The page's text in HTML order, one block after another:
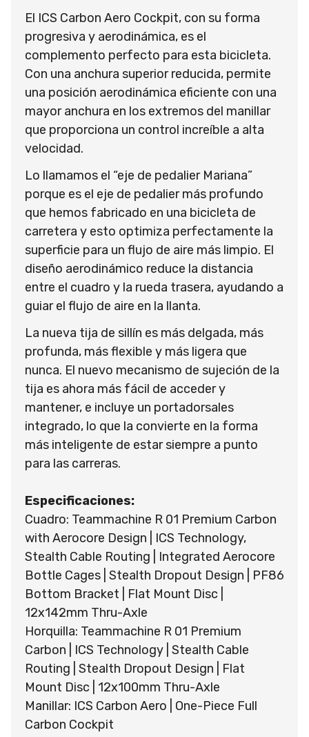
El ICS Carbon Aero Cockpit, con su forma
progresiva y aerodinámica, es el
complemento perfecto para esta bicicleta.
Con una anchura superior reducida, permite
una posición aerodinámica eficiente con una
mayor anchura en los extremos del manillar
que proporciona un control increíble a alta
velocidad.
Lo llamamos el “eje de pedalier Mariana”
porque es el eje de pedalier más profundo
que hemos fabricado en una bicicleta de
carretera y esto optimiza perfectamente la
superficie para un flujo de aire más limpio. El
diseño aerodinámico reduce la distancia
entre el cuadro y la rueda trasera, ayudando a
guiar el flujo de aire en la llanta.
La nueva tija de sillín es más delgada, más
profunda, más flexible y más ligera que
nunca. El nuevo mecanismo de sujeción de la
tija es ahora más fácil de acceder y
mantener, e incluye un portadorsales
integrado, lo que la convierte en la forma
más inteligente de estar siempre a punto
para las carreras.
Especificaciones:
Cuadro: Teammachine R 01 Premium Carbon
with Aerocore Design | ICS Technology,
Stealth Cable Routing | Integrated Aerocore
Bottle Cages | Stealth Dropout Design | PF86
Bottom Bracket | Flat Mount Disc |
12x142mm Thru-Axle
Horquilla: Teammachine R 01 Premium
Carbon | ICS Technology | Stealth Cable
Routing | Stealth Dropout Design | Flat
Mount Disc | 12x100mm Thru-Axle
Manillar: ICS Carbon Aero | One-Piece Full
Carbon Cockpit